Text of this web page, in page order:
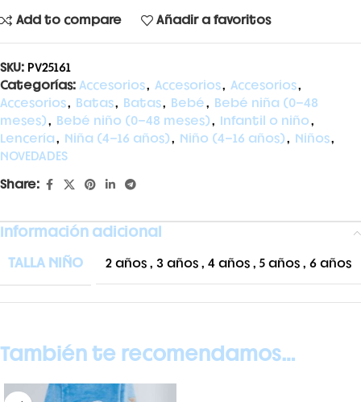
Add to compare Añadir a favoritos
SKU: PV25161
Categorías: Accesorios, Accesorios, Accesorios,
Accesorios, Batas, Batas, Bebé, Bebé niña (0-48
meses), Bebé niño (0-48 meses), Infantil o niño,
Lencería, Niña (4-16 años), Niño (4-16 años), Niños,
NOVEDADES
Share:
Información adicional
TALLA NIÑO
2 años , 3 años , 4 años , 5 años , 6 años
También te recomendamos…